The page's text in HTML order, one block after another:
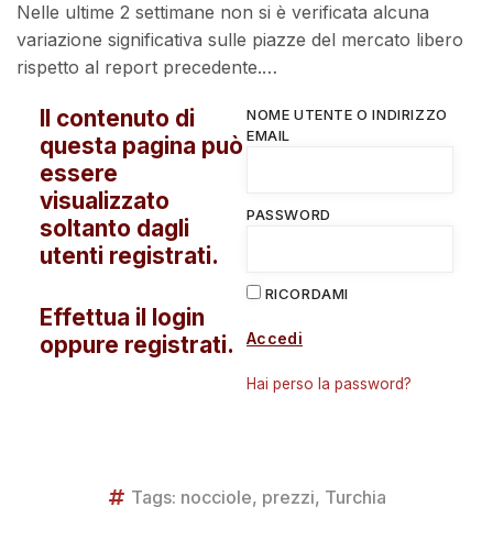
Nelle ultime 2 settimane non si è verificata alcuna
variazione significativa sulle piazze del mercato libero
rispetto al report precedente.…
Il contenuto di
questa pagina può
essere
visualizzato
soltanto dagli
utenti registrati.
Effettua il login
oppure registrati.
NOME UTENTE O INDIRIZZO
EMAIL
PASSWORD
RICORDAMI
Accedi
Hai perso la password?
Tags: nocciole, prezzi, Turchia